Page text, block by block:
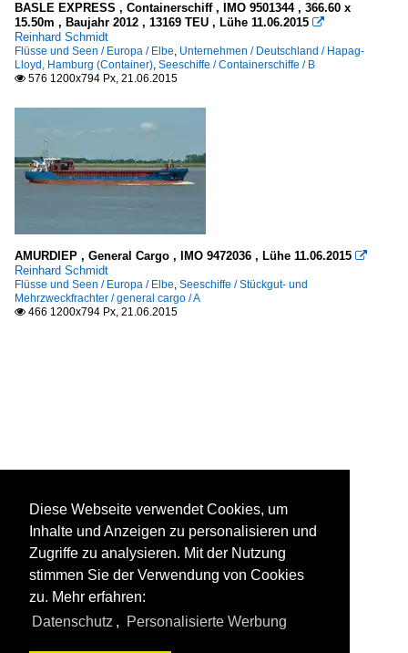
BASLE EXPRESS , Containerschiff , IMO 9501344 , 366.60 x
15.50m , Baujahr 2012 , 13169 TEU , Lühe 11.06.2015 
Reinhard Schmidt
Flüsse und Seen / Europa / Elbe, Unternehmen / Deutschland / Hapag-
Lloyd, Hamburg (Container), Seeschiffe / Containerschiffe / B
 576 1200x794 Px, 21.06.2015
AMURDIEP , General Cargo , IMO 9472036 , Lühe 11.06.2015 
Reinhard Schmidt
Flüsse und Seen / Europa / Elbe, Seeschiffe / Stückgut- und
Mehrzweckfrachter / general cargo / A
 466 1200x794 Px, 21.06.2015
Diese Webseite verwendet Cookies, um
Inhalte und Anzeigen zu personalisieren und
Zugriffe zu analysieren. Mit der Nutzung
stimmen Sie der Verwendung von Cookies
zu. Mehr erfahren:
Datenschutz , Personalisierte Werbung